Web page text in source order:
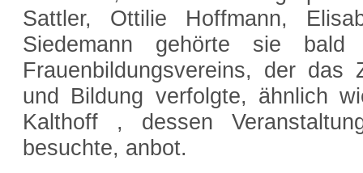
Sattler, Ottilie Hoffmann,
Siedemann gehörte sie
Frauenbildungsvereins, der das
und Bildung verfolgte, ähnlich
Kalthoff , dessen
besuchte, anbot.